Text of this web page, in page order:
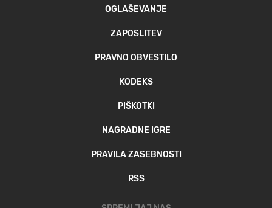
OGLAŠEVANJE
ZAPOSLITEV
PRAVNO OBVESTILO
KODEKS
PIŠKOTKI
NAGRADNE IGRE
PRAVILA ZASEBNOSTI
RSS